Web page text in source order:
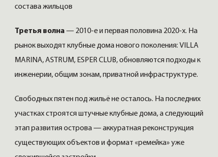
состава жильцов
Третья волна — 2010-е и первая половина 2020-х. На
рынок выходят клубные дома нового поколения: VILLA
MARINA, ASTRUM, ESPER CLUB, обновляются подходы к
инженерии, общим зонам, приватной инфраструктуре.
Свободных пятен под жильё не осталось. На последних
участках строятся штучные клубные дома, а следующий
этап развития острова — аккуратная реконструкция
существующих объектов и формат «ремейка» уже